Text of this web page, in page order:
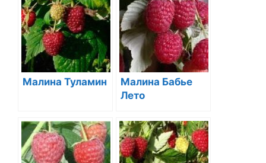
Малина Туламин
Малина Бабье
Лето